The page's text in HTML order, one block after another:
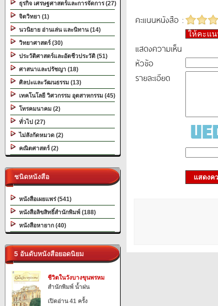
ธุรกิจ เศรษฐศาสตร์และการจัดการ (27)
จิตวิทยา (1)
นวนิยาย อ่านเล่น และนิทาน (14)
วิทยาศาสตร์ (30)
ประวัติศาสตร์และอัตชีวประวัติ (51)
ศาสนาและปรัชญา (18)
ศิลปะและวัฒนธรรม (13)
เทคโนโลยี วิศวกรรม อุตสาหกรรม (45)
โทรคมนาคม (2)
ทั่วไป (27)
ไม่สังกัดหมวด (2)
คณิตศาสตร์ (2)
ชนิดหนังสือ
หนังสือเผยแพร่ (541)
หนังสือลิขสิทธิ์สำนักพิมพ์ (188)
หนังสือหายาก (40)
5 อันดับหนังสือยอดนิยม
ชีวิตในวังบางขุนพรหม
สำนักพิมพ์ น้ำฝน
เปิดอ่าน 41 ครั้ง
คะแนนหนังสือ :
ให้คะแ
แสดงความเห็น
หัวข้อ
รายละเอียด
แสดงค